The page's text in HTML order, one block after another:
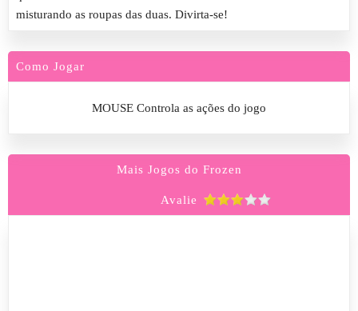
misturando as roupas das duas. Divirta-se!
Como Jogar
MOUSE Controla as ações do jogo
Mais Jogos do Frozen
Avalie